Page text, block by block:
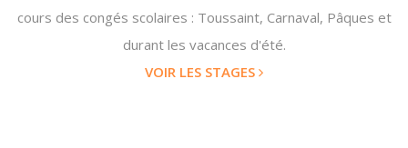
cours des congés scolaires : Toussaint, Carnaval, Pâques et
durant les vacances d'été.
VOIR LES STAGES